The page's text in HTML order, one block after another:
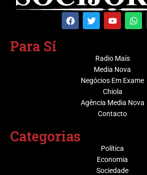
Para Sí
Radio Maís
Media Nova
Negócios Em Exame
Chiola
Agência Media Nova
Contacto
Categorias
Política
Economia
Sociedade